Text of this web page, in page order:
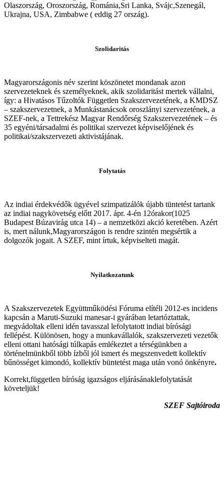
Olaszország, Oroszország, Románia,Sri Lanka, Svájc,Szenegál,
Ukrajna, USA, Zimbabwe ( eddig 27 ország).
Szolidaritás
Magyarországonis név szerint köszönetet mondanak azon
szervezeteknek és személyeknek, akik szolidaritást mertek vállalni,
így: a Hivatásos Tűzoltók Független Szakszervezetének, a KMDSZ
– szakszervezetnek, a Munkástanácsok oroszlányi szervezetének, a
SZEF-nek, a Tettrekész Magyar Rendőrség Szakszervezetének – és
35 egyéni/társadalmi és politikai szervezet képviselőjének és
politikai/szakszervezeti aktivistájának.
Folytatás
Az indiai érdekvédők ügyével szimpatizálók újabb tüntetést tartank
az indiai nagykövetség előtt 2017. ápr. 4-én 12órakor(1025
Budapest Búzavirág utca 14) – a nemzetközi akció keretében. Azért
is, mert nálunk,Magyarországon is rendre szintén megsértik a
dolgozók jogait. A SZEF, mint írtuk, képviselteti magát.
Nyilatkozatunk
A Szakszervezetek Együttműködési Fóruma elítéli 2012-es incidens
kapcsán a Maruti-Suzuki manesar-i gyárában letartóztattak,
megvádoltak elleni idén tavasszal lefolytatott indiai bírósági
fellépést. Különösen, hogy a munkavállalók, szakszervezeti vezetők
elleni ottani hatósági túlkapás emlékeztet a térségünkben a
történelmünkből több ízből jól ismert és megszenvedett kollektív
bűnösséget kimondó, kollektív büntetést maga után vonó önkényre.
Korrekt,független bíróság igazságos eljárásánaklefolytatását
követeljük!
SZEF Sajtóiroda